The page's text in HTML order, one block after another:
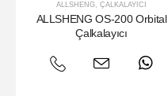
ALLSHENG, ÇALKALAYICI
ALLSHENG OS-200 Orbital
Çalkalayıcı